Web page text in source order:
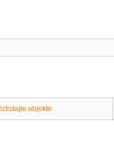
Izlistajte objekte